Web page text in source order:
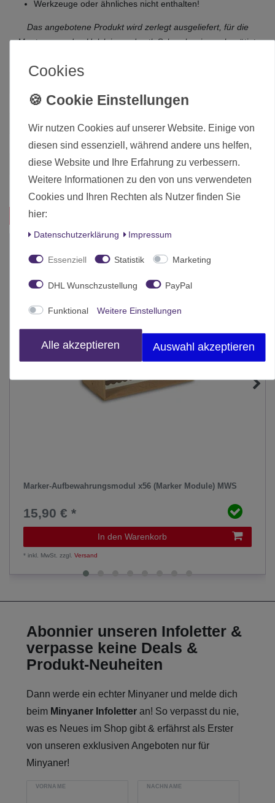
Werkzeuge oder ähnliches nicht enthalten!
Das angebotene Produkt wird zerlegt ausgeliefert, für die
Montage werden Holzleim und evtl. Schraubzwingen benötigt.
Art.-ID 4932
Altersfreigabe Ohne Altersbeschränkung
Hersteller Hobbyzone
Herstellungsland Deutschland
Inhalt 1 Stück
Das passt zu diesem Produkt:
Marker-Aufbewahrungsmodul x56 (Marker Module) MWS
15,90 € *
In den Warenkorb
*inkl. MwSt. zzgl.Versand
Abonnier unseren Infoletter &
verpasse keine Deals &
Produkt-Neuheiten
Dann werde ein echter Minyaner und melde dich
beim Minyaner Infoletter an! So verpasst du nie,
was es Neues im Shop gibt & erfährst als Erster
von unseren exklusiven Angeboten nur für
Minyaner!
VORNAME NACHNAME
Cookies
Wir nutzen Cookies auf unserer Website. Einige von
diesen sind essenziell, während andere uns helfen,
diese Website und Ihre Erfahrung zu verbessern.
Weitere Informationen zu den von uns verwendeten
Cookies und Ihren Rechten als Nutzer finden Sie
hier:
Daten­schutz­erklärung Impressum
Essenziell Statistik Marketing
DHL Wunschzustellung PayPal
Funktional Weitere Einstellungen
Alle akzeptieren Auswahl akzeptieren